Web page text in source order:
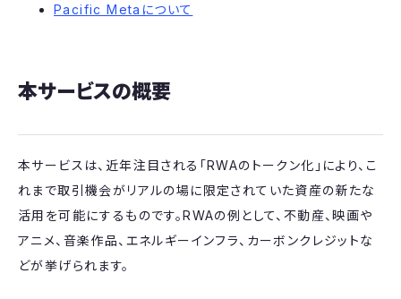
Pacific Metaについて
本サービスの概要
本サービスは、近年注目される「RWAのトークン化」により、こ
れまで取引機会がリアルの場に限定されていた資産の新たな
活用を可能にするものです。RWAの例として、不動産、映画や
アニメ、音楽作品、エネルギーインフラ、カーボンクレジットな
どが挙げられます。